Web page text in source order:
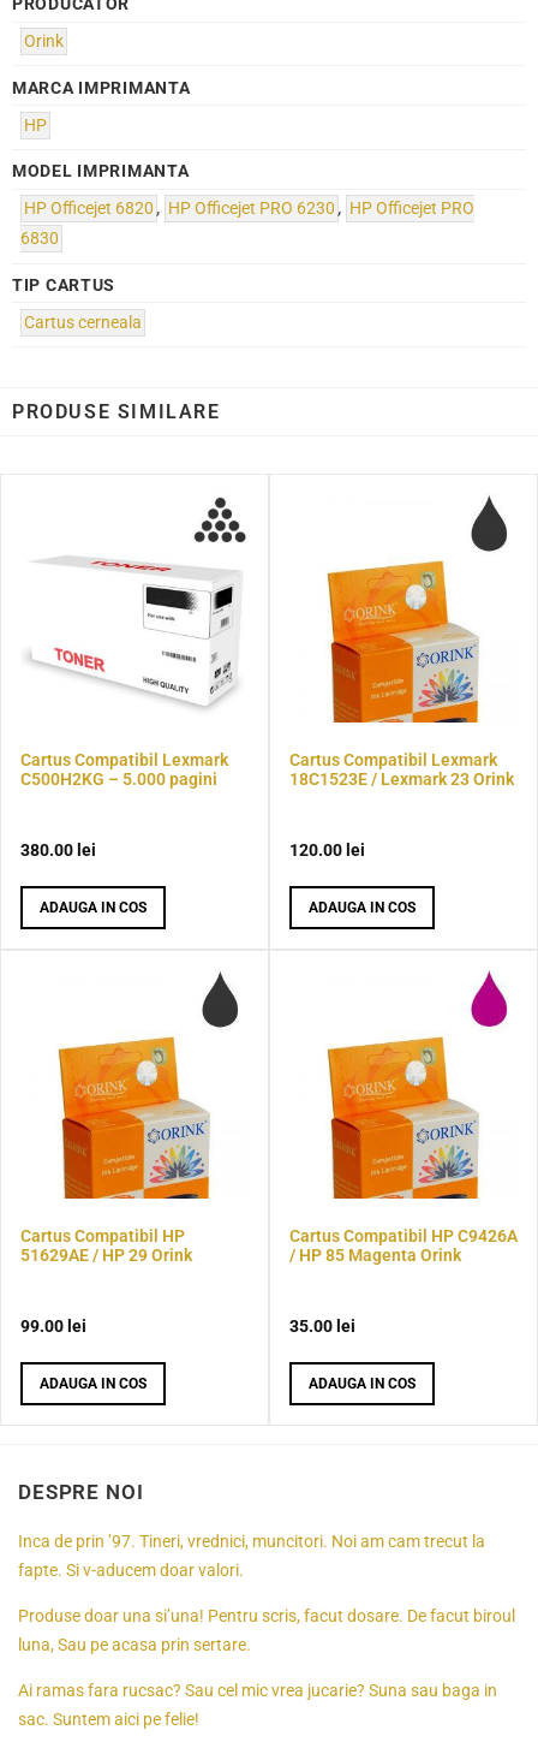
PRODUCATOR
Orink
MARCA IMPRIMANTA
HP
MODEL IMPRIMANTA
HP Officejet 6820 , HP Officejet PRO 6230 , HP Officejet PRO
6830
TIP CARTUS
Cartus cerneala
PRODUSE SIMILARE
Cartus Compatibil Lexmark
C500H2KG – 5.000 pagini
380.00 lei
ADAUGA IN COS
Cartus Compatibil Lexmark
18C1523E / Lexmark 23 Orink
120.00 lei
ADAUGA IN COS
Cartus Compatibil HP
51629AE / HP 29 Orink
99.00 lei
ADAUGA IN COS
Cartus Compatibil HP C9426A
/ HP 85 Magenta Orink
35.00 lei
ADAUGA IN COS
DESPRE NOI
Inca de prin ’97. Tineri, vrednici, muncitori. Noi am cam trecut la
fapte. Si v-aducem doar valori.
Produse doar una si’una! Pentru scris, facut dosare. De facut biroul
luna, Sau pe acasa prin sertare.
Ai ramas fara rucsac? Sau cel mic vrea jucarie? Suna sau baga in
sac. Suntem aici pe felie!